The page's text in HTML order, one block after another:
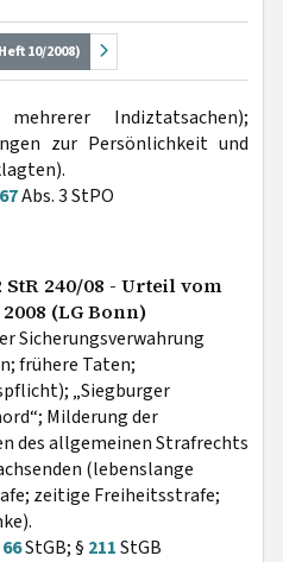
10/2008)
Indiztatsachen);
zur Persönlichkeit und
Abs. 3 StPO
StR 240/08 - Urteil vom
(LG Bonn)
Sicherungsverwahrung
frühere Taten;
„Siegburger
Milderung der
des allgemeinen Strafrechts
(lebenslange
zeitige Freiheitsstrafe;
66StGB; § 211StGB